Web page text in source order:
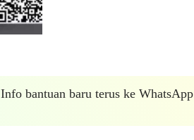
Info bantuan baru terus ke WhatsApp